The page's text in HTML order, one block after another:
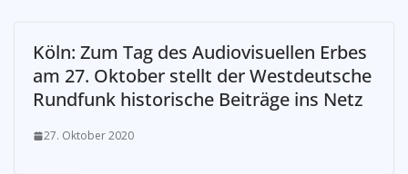
Köln: Zum Tag des Audiovisuellen Erbes
am 27. Oktober stellt der Westdeutsche
Rundfunk historische Beiträge ins Netz
27. Oktober 2020